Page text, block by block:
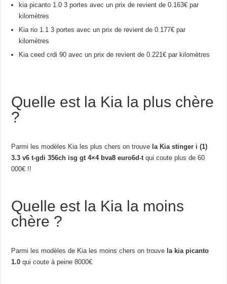
kia picanto 1.0 3 portes avec un prix de revient de 0.163€ par
kilomètres
Kia rio 1.1 3 portes avec un prix de revient de 0.177€ par
kilomètres
Kia ceed crdi 90 avec un prix de revient de 0.221€ par kilomètres
Quelle est la Kia la plus chère
?
Parmi les modèles Kia les plus chers on trouve la Kia stinger i (1)
3.3 v6 t-gdi 356ch isg gt 4×4 bva8 euro6d-t qui coute plus de 60
000€ !!
Quelle est la Kia la moins
chère ?
Parmi les modèles de Kia les moins chers on trouve la kia picanto
1.0 qui coute à peine 8000€